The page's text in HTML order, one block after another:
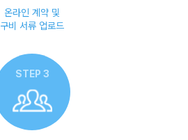
온라인 계약 및
구비 서류 업로드
STEP 3